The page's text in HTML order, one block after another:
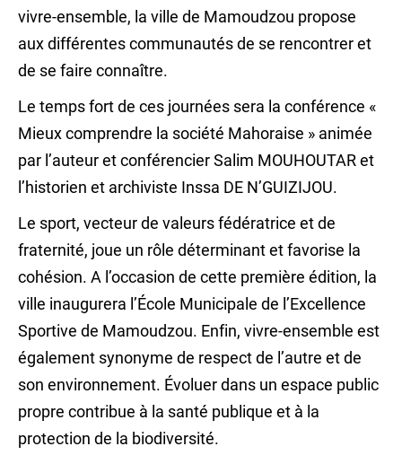
vivre-ensemble, la ville de Mamoudzou propose
aux différentes communautés de se rencontrer et
de se faire connaître.
Le temps fort de ces journées sera la conférence «
Mieux comprendre la société Mahoraise » animée
par l’auteur et conférencier Salim MOUHOUTAR et
l’historien et archiviste Inssa DE N’GUIZIJOU.
Le sport, vecteur de valeurs fédératrice et de
fraternité, joue un rôle déterminant et favorise la
cohésion. A l’occasion de cette première édition, la
ville inaugurera l’École Municipale de l’Excellence
Sportive de Mamoudzou. Enfin, vivre-ensemble est
également synonyme de respect de l’autre et de
son environnement. Évoluer dans un espace public
propre contribue à la santé publique et à la
protection de la biodiversité.